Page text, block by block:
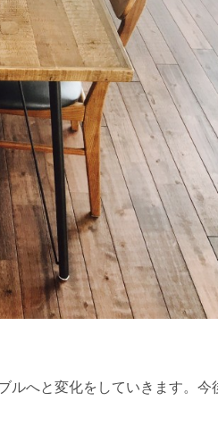
ルへと変化をしていきます。今